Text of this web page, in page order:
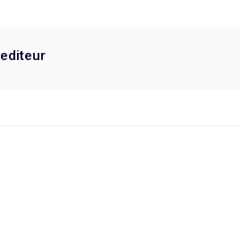
editeur